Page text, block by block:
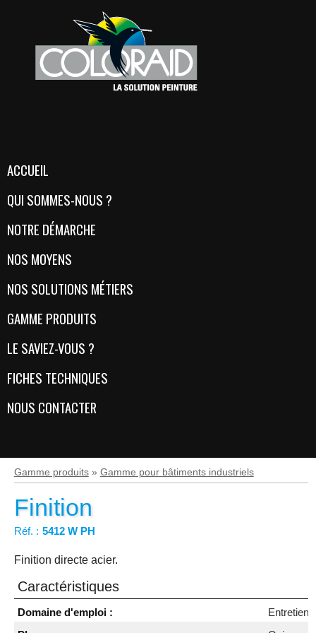
ACCUEIL
QUI SOMMES-NOUS ?
NOTRE DÉMARCHE
NOS MOYENS
NOS SOLUTIONS MÉTIERS
GAMME PRODUITS
LE SAVIEZ-VOUS ?
FICHES TECHNIQUES
NOUS CONTACTER
Gamme produits» Gamme pour bâtiments industriels
Finition
Réf. : 5412 W PH
Finition directe acier.
Caractéristiques
Domaine d'emploi :
Entretien